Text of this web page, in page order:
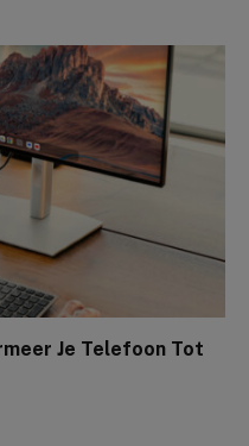
Je Telefoon Tot